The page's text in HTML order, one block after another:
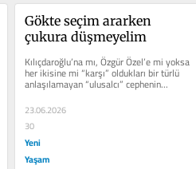
Gökte seçim ararken
çukura düşmeyelim
Kılıçdaroğlu’na mı, Özgür Özel’e mi yoksa
her ikisine mi “karşı” oldukları bir türlü
anlaşılamayan “ulusalcı” cephenin...
23.06.2026
30
Yeni
Yaşam